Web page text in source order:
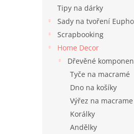
Tipy na dárky
Sady na tvoření
Scrapbooking
Home Decor
Dřevěné
Tyče na macramé
Dno na košíky
Výřez na macrame
Korálky
Andělky